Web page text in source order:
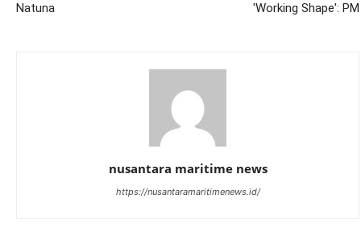
Natuna
'Working Shape': PM
nusantara maritime news
https://nusantaramaritimenews.id/